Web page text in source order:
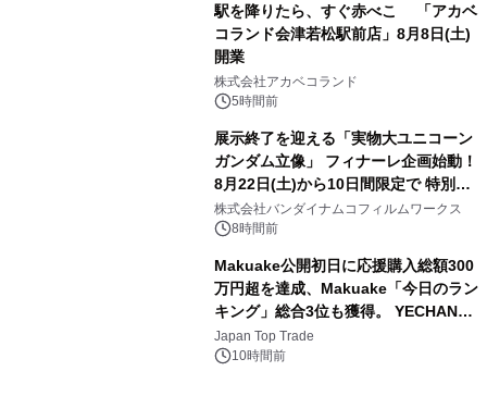
駅を降りたら、すぐ赤べこ 「アカベ
コランド会津若松駅前店」8月8日(土)
開業
株式会社アカベコランド
5時間前
展示終了を迎える「実物大ユニコーン
ガンダム立像」 フィナーレ企画始動！
8月22日(土)から10日間限定で 特別映
像『UNICORN GUNDAM Statue ―
BEYOND POSSIBILITY ―』を上映！
株式会社バンダイナムコフィルムワークス
8時間前
Makuake公開初日に応援購入総額300
万円超を達成、Makuake「今日のラン
キング」総合3位も獲得。 YECHAN音
浴シンギングボウル第2弾の大型サイ
ズ（XL・2XL・3XL）を先行販売中
Japan Top Trade
10時間前